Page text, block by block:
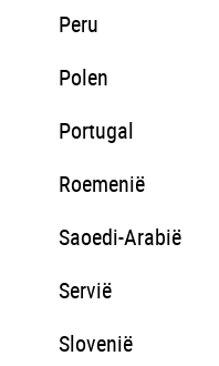
Peru
Polen
Portugal
Roemenië
Saoedi-Arabië
Servië
Slovenië